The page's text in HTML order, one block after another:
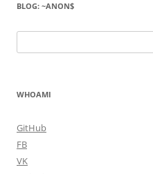
BLOG: ~ANON$
for:
WHOAMI
GitHub
FB
VK